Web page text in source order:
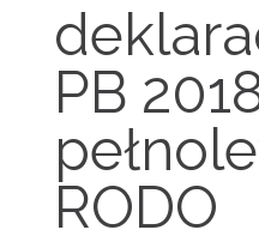
PB
RODO